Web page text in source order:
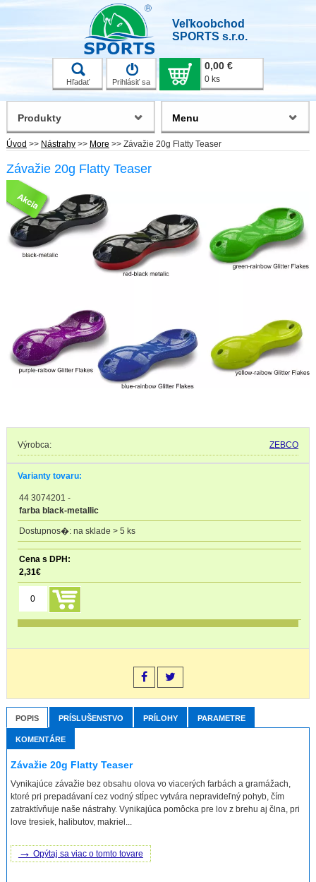
Veľkoobchod
SPORTS s.r.o.
Hľadať Prihlásiť sa
0,00 €
0 ks
Úvod >> Nástrahy >> More >> Závažie 20g Flatty Teaser
Závažie 20g Flatty Teaser
Výrobca: ZEBCO
Varianty tovaru:
44 3074201 -
farba black-metallic
na sklade > 5 ks
2,31€
POPIS PRÍSLUŠENSTVO PRÍLOHY PARAMETRE
KOMENTÁRE
Závažie 20g Flatty Teaser
Vynikajúce závažie bez obsahu olova vo viacerých farbách a gramážach,
ktoré pri prepadávaní cez vodný stĺpec vytvára nepravideľný pohyb, čím
zatraktívňuje naše nástrahy. Vynikajúca pomôcka pre lov z brehu aj člna, pri
love tresiek, halibutov, makriel...
→ Opýtaj sa viac o tomto tovare
Produkty Menu